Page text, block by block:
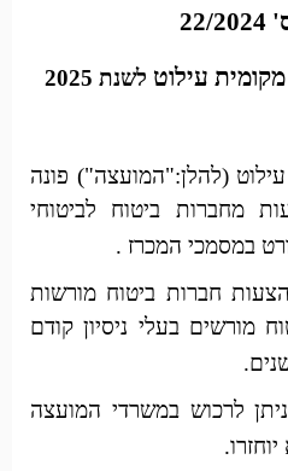
עילוט לשנת 2025
(להלן:"המועצה") פונה
מחברות ביטוח לביטוחי
במסמכי המכרז .
חברות ביטוח מורשות
מורשים בעלי ניסיון קודם
לרכוש במשרדי המועצה